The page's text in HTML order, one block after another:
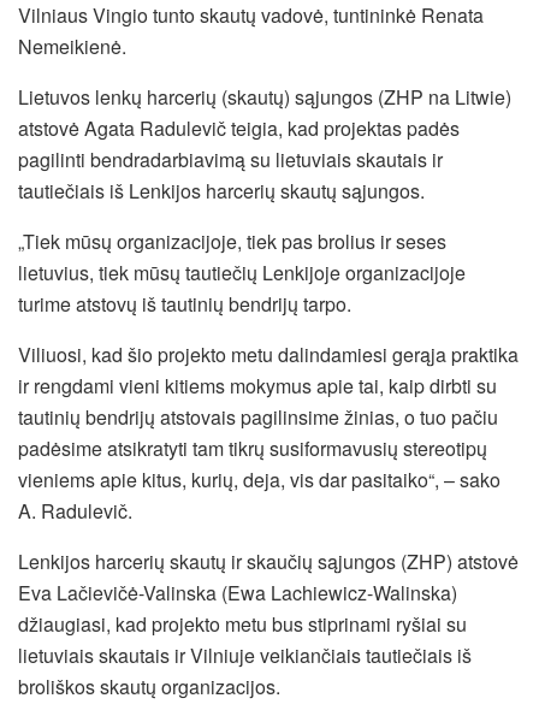
Vilniaus Vingio tunto skautų vadovė, tuntininkė Renata
Nemeikienė.
Lietuvos lenkų harcerių (skautų) sąjungos (ZHP na Litwie)
atstovė Agata Radulevič teigia, kad projektas padės
pagilinti bendradarbiavimą su lietuviais skautais ir
tautiečiais iš Lenkijos harcerių skautų sąjungos.
„Tiek mūsų organizacijoje, tiek pas brolius ir seses
lietuvius, tiek mūsų tautiečių Lenkijoje organizacijoje
turime atstovų iš tautinių bendrijų tarpo.
Viliuosi, kad šio projekto metu dalindamiesi gerąja praktika
ir rengdami vieni kitiems mokymus apie tai, kaip dirbti su
tautinių bendrijų atstovais pagilinsime žinias, o tuo pačiu
padėsime atsikratyti tam tikrų susiformavusių stereotipų
vieniems apie kitus, kurių, deja, vis dar pasitaiko“, – sako
A. Radulevič.
Lenkijos harcerių skautų ir skaučių sąjungos (ZHP) atstovė
Eva Lačievičė-Valinska (Ewa Lachiewicz-Walinska)
džiaugiasi, kad projekto metu bus stiprinami ryšiai su
lietuviais skautais ir Vilniuje veikiančiais tautiečiais iš
broliškos skautų organizacijos.